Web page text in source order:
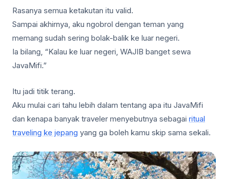
Rasanya semua ketakutan itu valid.
Sampai akhirnya, aku ngobrol dengan teman yang
memang sudah sering bolak-balik ke luar negeri.
Ia bilang, “Kalau ke luar negeri, WAJIB banget sewa
JavaMifi.”
Itu jadi titik terang.
Aku mulai cari tahu lebih dalam tentang apa itu JavaMifi
dan kenapa banyak traveler menyebutnya sebagai ritual
traveling ke jepang yang ga boleh kamu skip sama sekali.